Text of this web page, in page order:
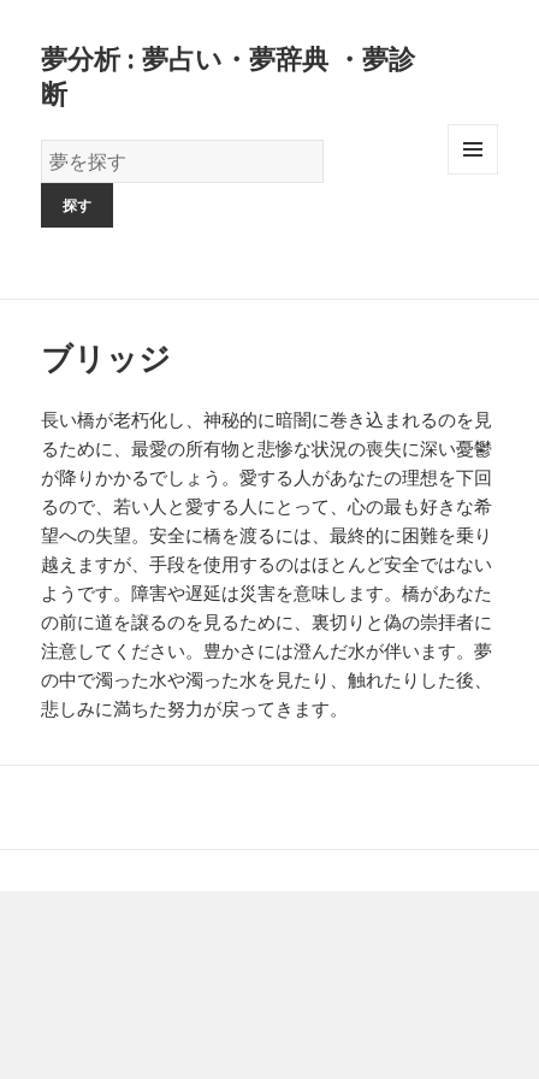
夢分析 : 夢占い・夢辞典 ・夢診
断
夢
の
ブリッジ
長い橋が老朽化し、神秘的に暗闇に巻き込まれるのを見
るために、最愛の所有物と悲惨な状況の喪失に深い憂鬱
が降りかかるでしょう。愛する人があなたの理想を下回
るので、若い人と愛する人にとって、心の最も好きな希
望への失望。安全に橋を渡るには、最終的に困難を乗り
越えますが、手段を使用するのはほとんど安全ではない
ようです。障害や遅延は災害を意味します。橋があなた
の前に道を譲るのを見るために、裏切りと偽の崇拝者に
注意してください。豊かさには澄んだ水が伴います。夢
の中で濁った水や濁った水を見たり、触れたりした後、
悲しみに満ちた努力が戻ってきます。